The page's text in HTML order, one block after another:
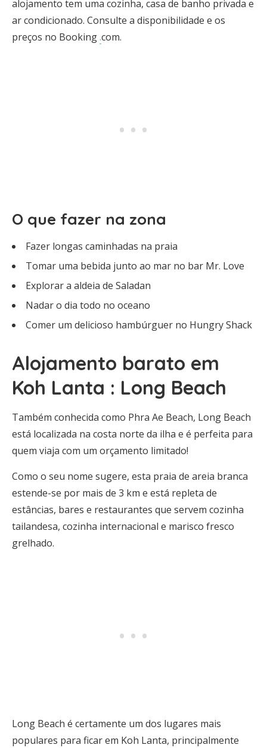
alojamento tem uma cozinha, casa de banho privada e
ar condicionado. Consulte a disponibilidade e os
preços no Booking.com.
O que fazer na zona
Fazer longas caminhadas na praia
Tomar uma bebida junto ao mar no bar Mr. Love
Explorar a aldeia de Saladan
Nadar o dia todo no oceano
Comer um delicioso hambúrguer no Hungry Shack
Alojamento barato em
Koh Lanta : Long Beach
Também conhecida como Phra Ae Beach, Long Beach
está localizada na costa norte da ilha e é perfeita para
quem viaja com um orçamento limitado!
Como o seu nome sugere, esta praia de areia branca
estende-se por mais de 3 km e está repleta de
estâncias, bares e restaurantes que servem cozinha
tailandesa, cozinha internacional e marisco fresco
grelhado.
Long Beach é certamente um dos lugares mais
populares para ficar em Koh Lanta, principalmente